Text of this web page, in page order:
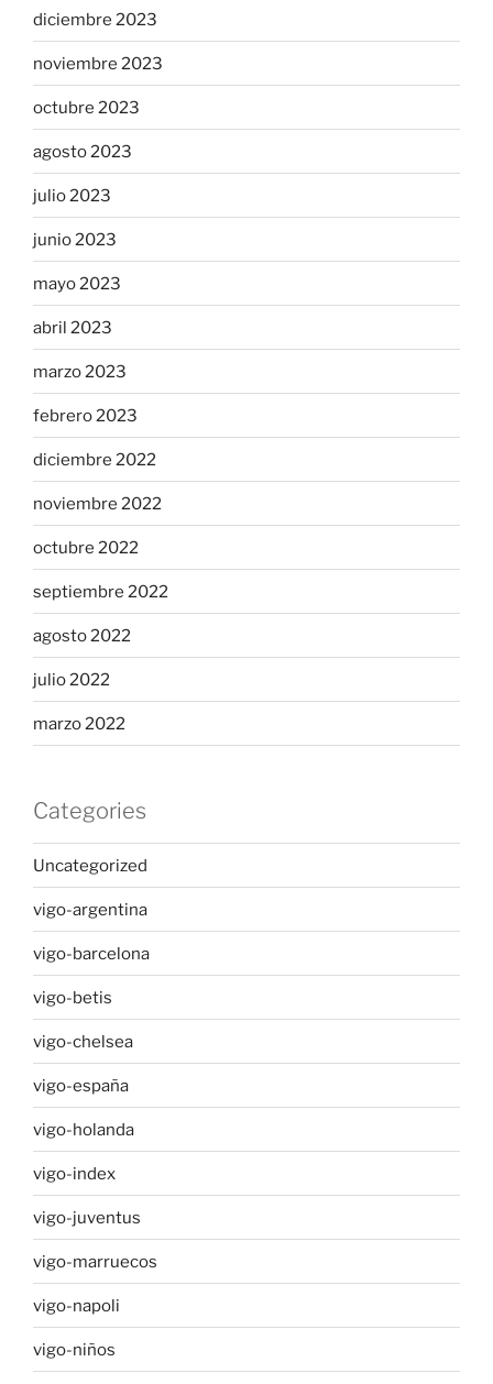
diciembre 2023
noviembre 2023
octubre 2023
agosto 2023
julio 2023
junio 2023
mayo 2023
abril 2023
marzo 2023
febrero 2023
diciembre 2022
noviembre 2022
octubre 2022
septiembre 2022
agosto 2022
julio 2022
marzo 2022
Categories
Uncategorized
vigo-argentina
vigo-barcelona
vigo-betis
vigo-chelsea
vigo-españa
vigo-holanda
vigo-index
vigo-juventus
vigo-marruecos
vigo-napoli
vigo-niños